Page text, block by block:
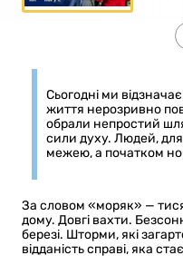
Сьогодні ми
життя нерозривно
обрали непростий
сили духу. Людей,
межею, а початком
За словом «моряк» —
дому. Довгі вахти.
березі. Шторми, які
відданість справі, яка